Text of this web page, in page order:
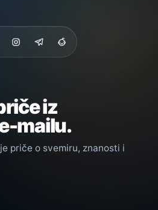
iz
mailu.
priče o svemiru, znanosti i